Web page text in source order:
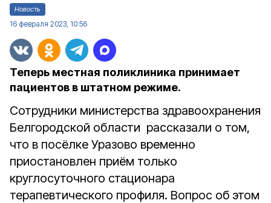
Новость
16 февраля 2023, 10:56
Теперь местная поликлиника принимает
пациентов в штатном режиме.
Сотрудники министерства здравоохранения
Белгородской области рассказали о том,
что в посёлке Уразово временно
приостановлен приём только
круглосуточного стационара
терапевтического профиля. Вопрос об этом